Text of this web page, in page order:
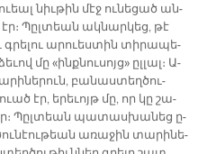
նիւ­թին մէջ ու­նե­ցած ան­
Պըլ­տեան ակ­նար­կեց, թէ
գրե­լու ա­րուես­տին տի­րա­պե­
մը «ինք­նու­սոյ­ց» ըլ­լալ։ Ա­
բա­նաս­տեղ­ծու­
էր, ե­րե­ւոյթ մը, որ կը շա­
Պըլ­տեան պա­տաս­խա­նեց ը­
ա­ռա­ջին տա­րի­նե­